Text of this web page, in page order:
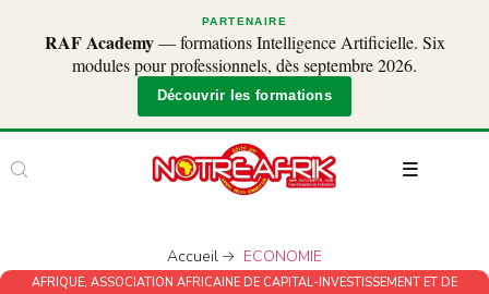
PARTENAIRE
RAF Academy— formations Intelligence Artificielle. Six
modules pour professionnels, dès septembre 2026.
Découvrir les formations
Accueil ECONOMIE
AFRIQUE, ASSOCIATION AFRICAINE DE CAPITAL-INVESTISSEMENT ET DE